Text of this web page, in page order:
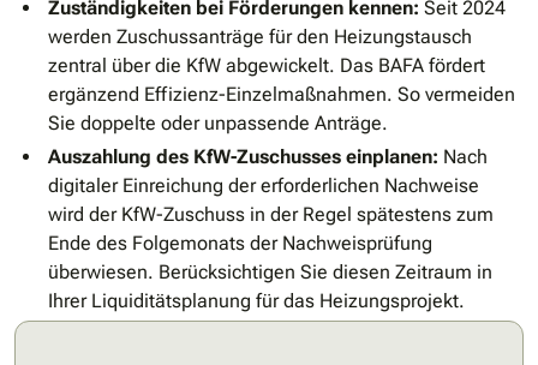
Zuständigkeiten bei Förderungen kennen: Seit 2024
werden Zuschussanträge für den Heizungstausch
zentral über die KfW abgewickelt. Das BAFA fördert
ergänzend Effizienz-Einzelmaßnahmen. So vermeiden
Sie doppelte oder unpassende Anträge.
Auszahlung des KfW-Zuschusses einplanen: Nach
digitaler Einreichung der erforderlichen Nachweise
wird der KfW-Zuschuss in der Regel spätestens zum
Ende des Folgemonats der Nachweisprüfung
überwiesen. Berücksichtigen Sie diesen Zeitraum in
Ihrer Liquiditätsplanung für das Heizungsprojekt.